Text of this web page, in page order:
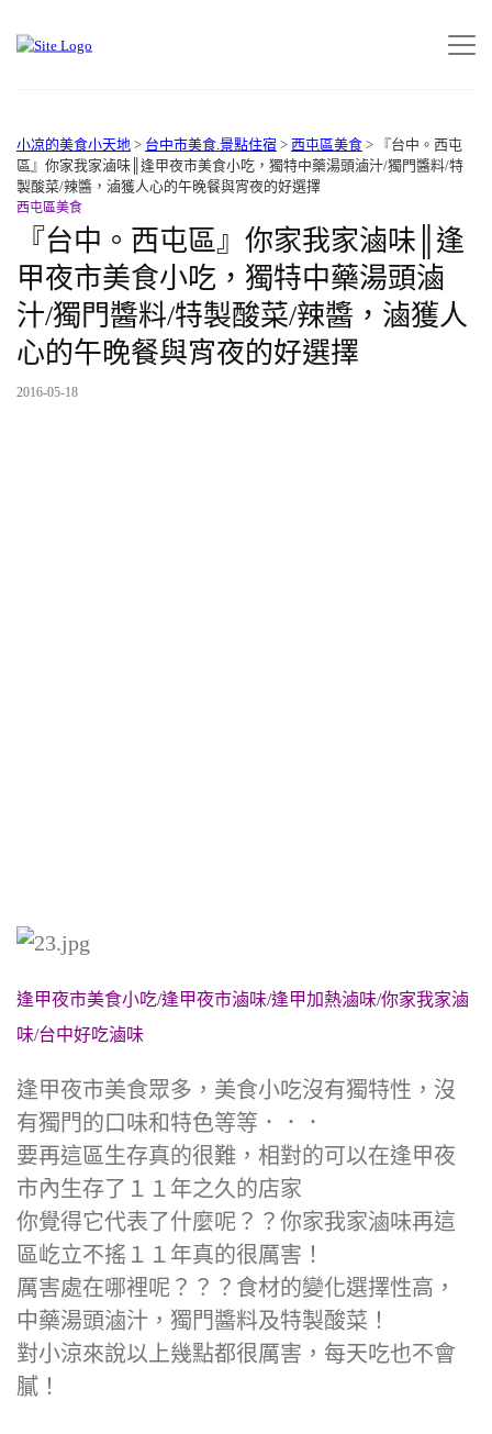
小凉的美食小天地 > 台中市美食.景點住宿 > 西屯區美食 >
『台中。西屯
區』你家我家滷味║逢甲夜市美食小吃，獨特中藥湯頭滷汁/獨門醬料/特
製酸菜/辣醬，滷獲人心的午晚餐與宵夜的好選擇
西屯區美食
『台中。西屯區』你家我家滷味║逢
甲夜市美食小吃，獨特中藥湯頭滷
汁/獨門醬料/特製酸菜/辣醬，滷獲人
心的午晚餐與宵夜的好選擇
2016-05-18
逢甲夜市美食小吃/逢甲夜市滷味/逢甲加熱滷味/你家我家滷
味/台中好吃滷味
逢甲夜市美食眾多，美食小吃沒有獨特性，沒
有獨門的口味和特色等等．．．
要再這區生存真的很難，相對的可以在逢甲夜
市內生存了１１年之久的店家
你覺得它代表了什麼呢？？你家我家滷味再這
區屹立不搖１１年真的很厲害！
厲害處在哪裡呢？？？食材的變化選擇性高，
中藥湯頭滷汁，獨門醬料及特製酸菜！
對小涼來說以上幾點都很厲害，每天吃也不會
膩！